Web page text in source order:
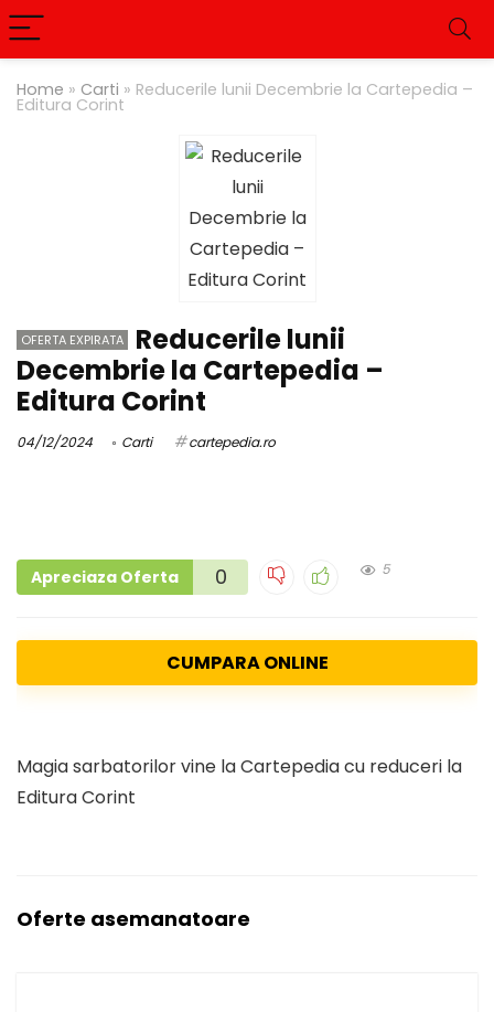
Home » Carti » Reducerile lunii Decembrie la Cartepedia –
Editura Corint
OFERTA EXPIRATA
Reducerile lunii
Decembrie la Cartepedia –
Editura Corint
04/12/2024 Carti cartepedia.ro
Apreciaza Oferta 0 5
CUMPARA ONLINE
Magia sarbatorilor vine la Cartepedia cu reduceri la
Editura Corint
Oferte asemanatoare